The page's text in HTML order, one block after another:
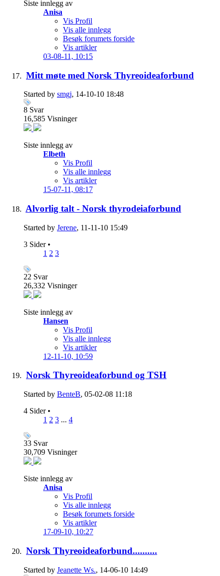
Siste innlegg av
Anisa
Vis Profil
Vis alle innlegg
Besøk forumets forside
Vis artikler
03-08-11, 10:15
Mitt møte med Norsk Thyreoideaforbund
Started by smgj, 14-10-10 18:48
8 Svar
16,585 Visninger
Siste innlegg av
Elbeth
Vis Profil
Vis alle innlegg
Vis artikler
15-07-11, 08:17
Alvorlig talt - Norsk thyrodeiaforbund
Started by Jerene, 11-11-10 15:49
3 Sider •
1 2 3
22 Svar
26,332 Visninger
Siste innlegg av
Hansen
Vis Profil
Vis alle innlegg
Vis artikler
12-11-10, 10:59
Norsk Thyreoideaforbund og TSH
Started by BenteB, 05-02-08 11:18
4 Sider •
1 2 3 ... 4
33 Svar
30,709 Visninger
Siste innlegg av
Anisa
Vis Profil
Vis alle innlegg
Besøk forumets forside
Vis artikler
17-09-10, 10:27
Norsk Thyreoideaforbund..........
Started by Jeanette Ws., 14-06-10 14:49